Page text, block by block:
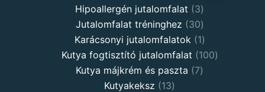
Hipoallergén jutalomfalat 33
products
Jutalomfalat tréninghez 3030
products
Karácsonyi jutalomfalatok 11
product
Kutya fogtisztító jutalomfalat 100100
Kutya májkrém és paszta 77
Kutyakeksz 1313